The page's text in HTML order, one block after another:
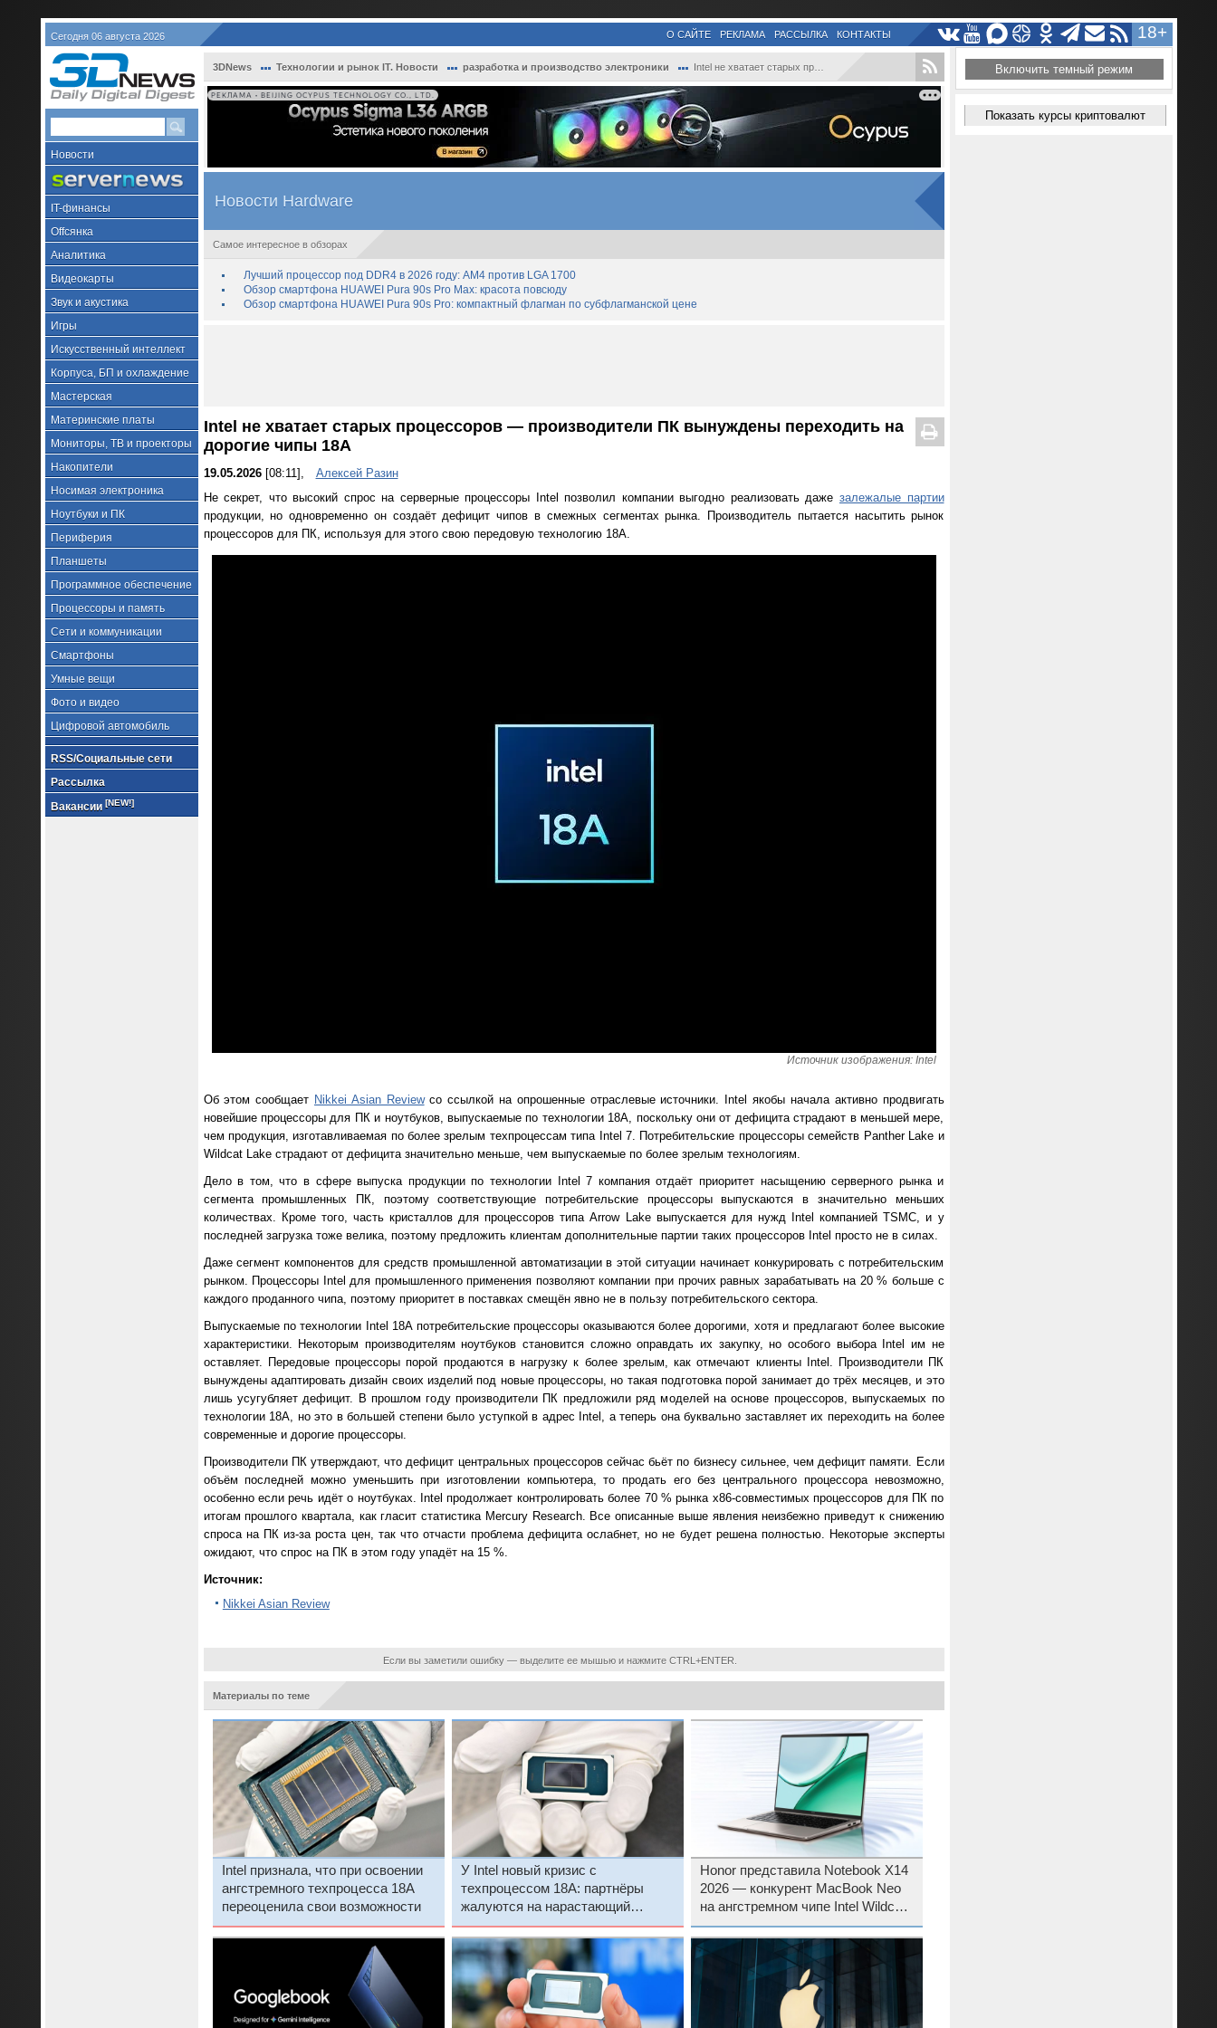
Сегодня 06 августа 2026 18+
О САЙТЕ РЕКЛАМА РАССЫЛКА КОНТАКТЫ
Новости
IT-финансы
Offсянка
Аналитика
Видеокарты
Звук и акустика
Игры
Искусственный интеллект
Корпуса, БП и охлаждение
Мастерская
Материнские платы
Мониторы, ТВ и проекторы
Накопители
Носимая электроника
Ноутбуки и ПК
Периферия
Планшеты
Программное обеспечение
Процессоры и память
Сети и коммуникации
Смартфоны
Умные вещи
Фото и видео
Цифровой автомобиль
RSS/Социальные сети
Рассылка
Вакансии [NEW!]
3DNews Технологии и рынок IT. Новости разработка и производство электроники Intel не хватает старых процессоров — пр...
РЕКЛАМА • BEIJING OCYPUS TECHNOLOGY CO., LTD.
Новости Hardware
Самое интересное в обзорах
Лучший процессор под DDR4 в 2026 году: AM4 против LGA 1700
Обзор смартфона HUAWEI Pura 90s Pro Max: красота повсюду
Обзор смартфона HUAWEI Pura 90s Pro: компактный флагман по субфлагманской цене
Intel не хватает старых процессоров — производители ПК вынуждены переходить на
дорогие чипы 18A
19.05.2026[08:11],
Алексей Разин
Не секрет, что высокий спрос на серверные процессоры Intel позволил компании выгодно реализовать даже залежалые партии
продукции, но одновременно он создаёт дефицит чипов в смежных сегментах рынка. Производитель пытается насытить рынок
процессоров для ПК, используя для этого свою передовую технологию 18A.
Источник изображения: Intel
Об этом сообщает Nikkei Asian Reviewсо ссылкой на опрошенные отраслевые источники. Intel якобы начала активно продвигать
новейшие процессоры для ПК и ноутбуков, выпускаемые по технологии 18A, поскольку они от дефицита страдают в меньшей мере,
чем продукция, изготавливаемая по более зрелым техпроцессам типа Intel 7. Потребительские процессоры семейств Panther Lake и
Wildcat Lake страдают от дефицита значительно меньше, чем выпускаемые по более зрелым технологиям.
Дело в том, что в сфере выпуска продукции по технологии Intel 7 компания отдаёт приоритет насыщению серверного рынка и
сегмента промышленных ПК, поэтому соответствующие потребительские процессоры выпускаются в значительно меньших
количествах. Кроме того, часть кристаллов для процессоров типа Arrow Lake выпускается для нужд Intel компанией TSMC, и у
последней загрузка тоже велика, поэтому предложить клиентам дополнительные партии таких процессоров Intel просто не в силах.
Даже сегмент компонентов для средств промышленной автоматизации в этой ситуации начинает конкурировать с потребительским
рынком. Процессоры Intel для промышленного применения позволяют компании при прочих равных зарабатывать на 20 % больше с
каждого проданного чипа, поэтому приоритет в поставках смещён явно не в пользу потребительского сектора.
Выпускаемые по технологии Intel 18A потребительские процессоры оказываются более дорогими, хотя и предлагают более высокие
характеристики. Некоторым производителям ноутбуков становится сложно оправдать их закупку, но особого выбора Intel им не
оставляет. Передовые процессоры порой продаются в нагрузку к более зрелым, как отмечают клиенты Intel. Производители ПК
вынуждены адаптировать дизайн своих изделий под новые процессоры, но такая подготовка порой занимает до трёх месяцев, и это
лишь усугубляет дефицит. В прошлом году производители ПК предложили ряд моделей на основе процессоров, выпускаемых по
технологии 18A, но это в большей степени было уступкой в адрес Intel, а теперь она буквально заставляет их переходить на более
современные и дорогие процессоры.
Производители ПК утверждают, что дефицит центральных процессоров сейчас бьёт по бизнесу сильнее, чем дефицит памяти. Если
объём последней можно уменьшить при изготовлении компьютера, то продать его без центрального процессора невозможно,
особенно если речь идёт о ноутбуках. Intel продолжает контролировать более 70 % рынка x86-совместимых процессоров для ПК по
итогам прошлого квартала, как гласит статистика Mercury Research. Все описанные выше явления неизбежно приведут к снижению
спроса на ПК из-за роста цен, так что отчасти проблема дефицита ослабнет, но не будет решена полностью. Некоторые эксперты
ожидают, что спрос на ПК в этом году упадёт на 15 %.
Источник:
Nikkei Asian Review
Если вы заметили ошибку — выделите ее мышью и нажмите CTRL+ENTER.
Материалы по теме
Intel признала, что при освоении
ангстремного техпроцесса 18A
переоценила свои возможности
У Intel новый кризис с
техпроцессом 18A: партнёры
жалуются на нарастающий
дефицит Panther Lake и Wildcat
Lake
Honor представила Notebook X14
2026 — конкурент MacBook Neo
на ангстремном чипе Intel Wildcat
Lake
Включить темный режим
Показать курсы криптовалют